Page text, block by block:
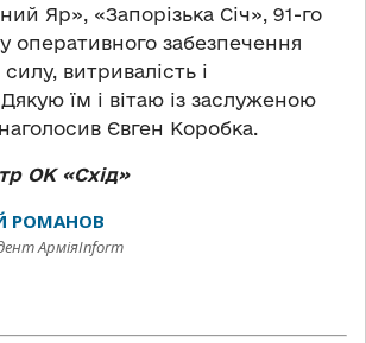
Яр», «Запорізька Січ», 91-го
оперативного забезпечення
витривалість і
їм і вітаю із заслуженою
Євген Коробка.
ОК «Схід»
РОМАНОВ
АрміяInform